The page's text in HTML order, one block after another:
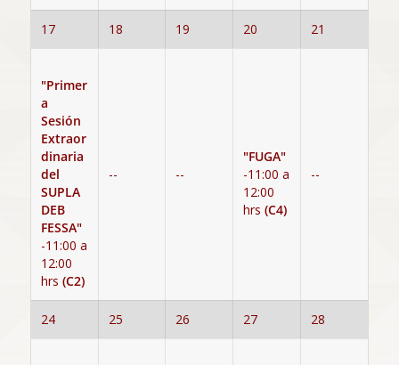
17 18 19 20 21
"Primer
a
Sesión
Extraor
dinaria
del
SUPLA
DEB
FESSA"
-11:00 a
12:00
hrs (C2)
-- --
"FUGA"
-11:00 a
12:00
hrs (C4)
--
24 25 26 27 28